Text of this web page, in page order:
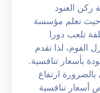
العنود
حيث تعلم مؤسسة
تلعب دورا
لذا تقدم
بأسعار تنافسية.
ارتفاع
أسعار تنافسية